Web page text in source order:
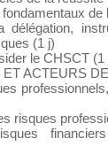
de
(1 j)
le CHSCT (1
ACTEURS
risques